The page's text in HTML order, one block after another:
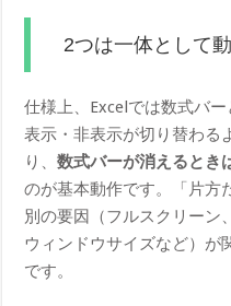
2つは一体として
仕様上、Excelでは数式バ
表示・非表示が切り替わる
り、数式バーが消えるとき
のが基本動作です。「片方
別の要因（フルスクリーン
ウィンドウサイズなど）が
です。